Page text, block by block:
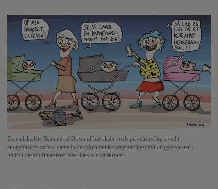
Den udskældte 'Baronen af Øresund' har skabt vrede på venstrefløjen ved i
anonymiseret form at sætte fokus på en række besynderlige udviklingsprojekter i
millionklassen finansieret med danske skattekroner.